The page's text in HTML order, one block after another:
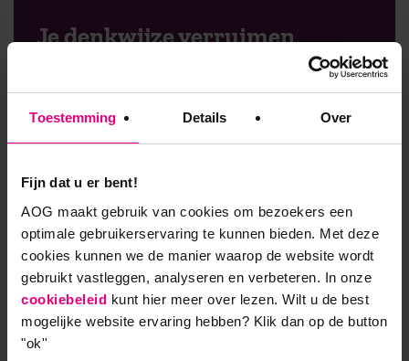
Toestemming Details Over
Fijn dat u er bent!
AOG maakt gebruik van cookies om bezoekers een
optimale gebruikerservaring te kunnen bieden. Met deze
cookies kunnen we de manier waarop de website wordt
gebruikt vastleggen, analyseren en verbeteren. In onze
cookiebeleid kunt hier meer over lezen. Wilt u de best
mogelijke website ervaring hebben? Klik dan op de button
"ok''
Je denkwijze verruimen
Wil jij ook leren hoe je controle kunt houden, terwijl
organisatie neerlegt? Hoe je kunt innoveren en
tegelijkertijd het goede dat er al was behoudt? Hoe
Lees meer
9,0 op klantenvertellen.nl